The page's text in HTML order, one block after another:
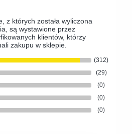
z których została wyliczona
są wystawione przez
klientów, którzy
zakupu w sklepie.
(312)
(29)
(0)
(0)
(0)